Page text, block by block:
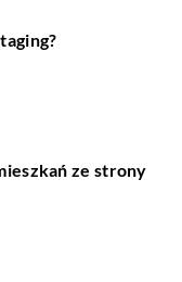
ze strony